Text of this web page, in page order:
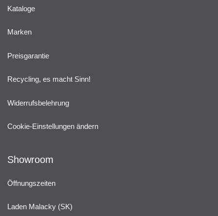
Kataloge
Marken
Preisgarantie
Recycling, es macht Sinn!
Widerrufsbelehrung
Cookie-Einstellungen ändern
Showroom
Öffnungszeiten
Laden Malacky (SK)